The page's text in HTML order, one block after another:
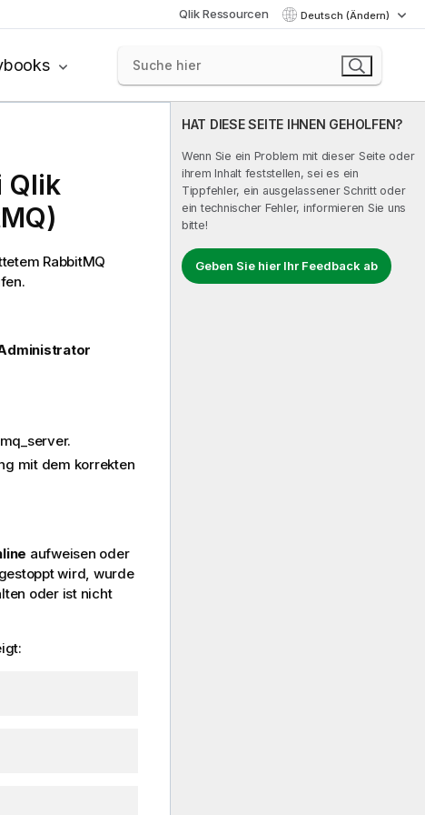
Qlik Ressourcen Deutsch (Ändern)
HAT DIESE SEITE IHNEN GEHOLFEN?
Wenn Sie ein Problem mit dieser Seite oder
ihrem Inhalt feststellen, sei es ein
Tippfehler, ein ausgelassener Schritt oder
ein technischer Fehler, informieren Sie uns
bitte!
Geben Sie hier Ihr Feedback ab
Qlik
)
RabbitMQ
mit dem korrekten
aufweisen oder
wird, wurde
oder ist nicht